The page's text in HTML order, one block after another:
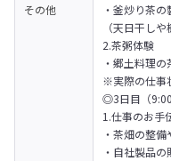
その他
・釜炒り茶
（天日干し
2.茶粥体験
・郷土料理
※実際の仕事
◎3日目（9:00
1.仕事のお手
・茶畑の整備
・自社製品